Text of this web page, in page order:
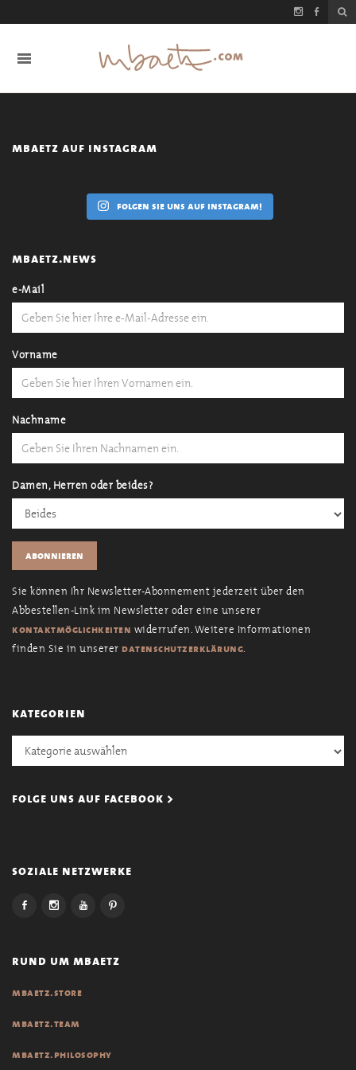
mbaetz auf instagram
folgen sie uns auf instagram!
mbaetz.news
e-Mail
Vorname
Nachname
Damen, Herren oder beides?
Sie können Ihr Newsletter-Abonnement jederzeit über den
Abbestellen-Link im Newsletter oder eine unserer
kontaktmöglichkeiten widerrufen. Weitere Informationen
finden Sie in unserer datenschutzerklärung.
kategorien
Kategorien
folge uns auf facebook >
soziale netzwerke
rund um mbaetz
mbaetz.store
mbaetz.team
mbaetz.philosophy